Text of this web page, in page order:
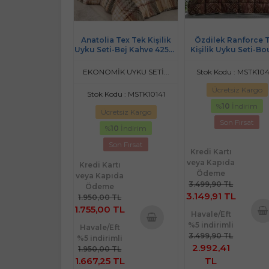
Anatolia Tex Tek Kişilik
Uyku Seti-Bej Kahve 4258-
EKONOMİK UYKU SETİ...
Stok Kodu : MSTK10141
Ücretsiz Kargo
%10 İndirim
Son Fırsat
Kredi Kartı
veya Kapıda
Ödeme
1.950,00 TL
1.755,00 TL
Havale/Eft
%5 indirimli
1.950,00 TL
1.667,25 TL
Özdilek Ranforce
Kişilik Uyku Seti-
Stok Kodu :
Ücretsiz Kargo
%10 İndirim
Son Fırsat
Kredi Kartı
veya Kapıda
Ödeme
3.499,90 TL
3.149,91 TL
Havale/Eft
%5 indirimli
3.499,90 TL
2.992,41
TL